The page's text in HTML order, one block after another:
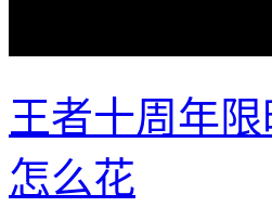
王者十周年
怎么花